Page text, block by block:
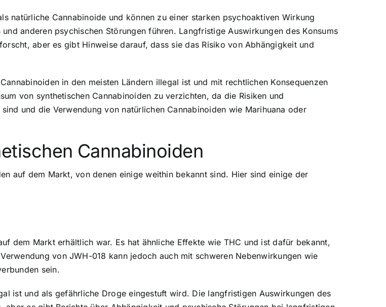
natürliche Cannabinoide und können zu einer starken psychoaktiven Wirkung
anderen psychischen Störungen führen. Langfristige Auswirkungen des Konsums
aber es gibt Hinweise darauf, dass sie das Risiko von Abhängigkeit und
in den meisten Ländern illegal ist und mit rechtlichen Konsequenzen
von synthetischen Cannabinoiden zu verzichten, da die Risiken und
und die Verwendung von natürlichen Cannabinoiden wie Marihuana oder
Cannabinoiden
auf dem Markt, von denen einige weithin bekannt sind. Hier sind einige der
dem Markt erhältlich war. Es hat ähnliche Effekte wie THC und ist dafür bekannt,
von JWH-018 kann jedoch auch mit schweren Nebenwirkungen wie
sein.
ist und als gefährliche Droge eingestuft wird. Die langfristigen Auswirkungen des